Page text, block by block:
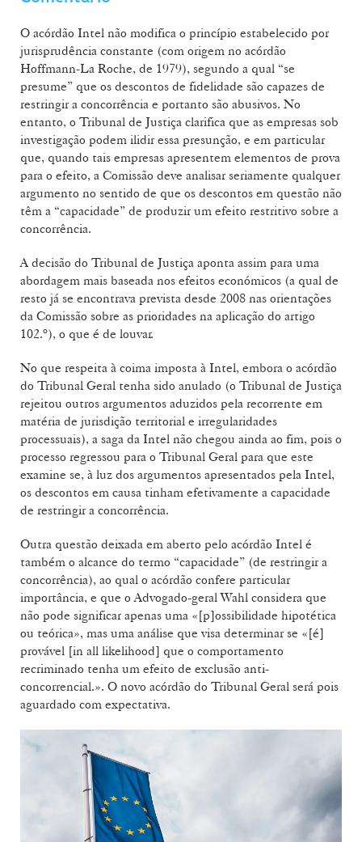
O acórdão Intel não modifica o princípio estabelecido por
jurisprudência constante (com origem no acórdão
Hoffmann-La Roche, de 1979), segundo a qual “se
presume” que os descontos de fidelidade são capazes de
restringir a concorrência e portanto são abusivos. No
entanto, o Tribunal de Justiça clarifica que as empresas sob
investigação podem ilidir essa presunção, e em particular
que, quando tais empresas apresentem elementos de prova
para o efeito, a Comissão deve analisar seriamente qualquer
argumento no sentido de que os descontos em questão não
têm a “capacidade” de produzir um efeito restritivo sobre a
concorrência.
A decisão do Tribunal de Justiça aponta assim para uma
abordagem mais baseada nos efeitos económicos (a qual de
resto já se encontrava prevista desde 2008 nas orientações
da Comissão sobre as prioridades na aplicação do artigo
102.º), o que é de louvar.
No que respeita à coima imposta à Intel, embora o acórdão
do Tribunal Geral tenha sido anulado (o Tribunal de Justiça
rejeitou outros argumentos aduzidos pela recorrente em
matéria de jurisdição territorial e irregularidades
processuais), a saga da Intel não chegou ainda ao fim, pois o
processo regressou para o Tribunal Geral para que este
examine se, à luz dos argumentos apresentados pela Intel,
os descontos em causa tinham efetivamente a capacidade
de restringir a concorrência.
Outra questão deixada em aberto pelo acórdão Intel é
também o alcance do termo “capacidade” (de restringir a
concorrência), ao qual o acórdão confere particular
importância, e que o Advogado-geral Wahl considera que
não pode significar apenas uma «[p]ossibilidade hipotética
ou teórica», mas uma análise que visa determinar se «[é]
provável [in all likelihood] que o comportamento
recriminado tenha um efeito de exclusão anti-
concorrencial.». O novo acórdão do Tribunal Geral será pois
aguardado com expectativa.